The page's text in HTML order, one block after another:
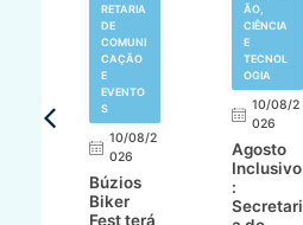
RETARIA
DE
COMUNI
CAÇÃO
E
EVENTO
S
10/08/2
026
Búzios
Biker
Fest terá
ÃO,
CIÊNCIA
E
TECNOL
OGIA
10/08/2
026
Agosto
Inclusivo
:
Secretari